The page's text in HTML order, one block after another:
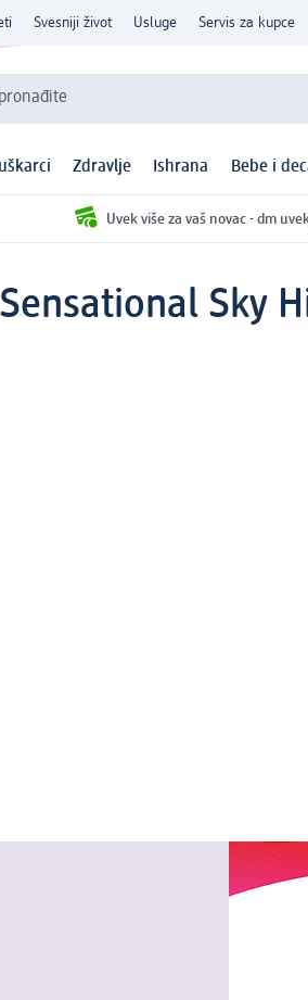
Svesniji život Usluge Servis za kupce
Zdravlje Ishrana Bebe i
Uvek više za vaš novac - dm
Sky